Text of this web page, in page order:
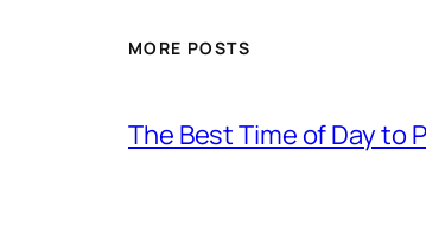
MORE POSTS
The Best Time of Day to